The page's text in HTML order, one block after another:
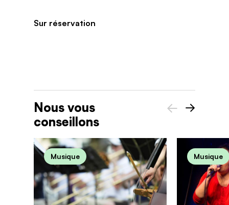
Sur réservation
Nous vous
conseillons
Musique Musique